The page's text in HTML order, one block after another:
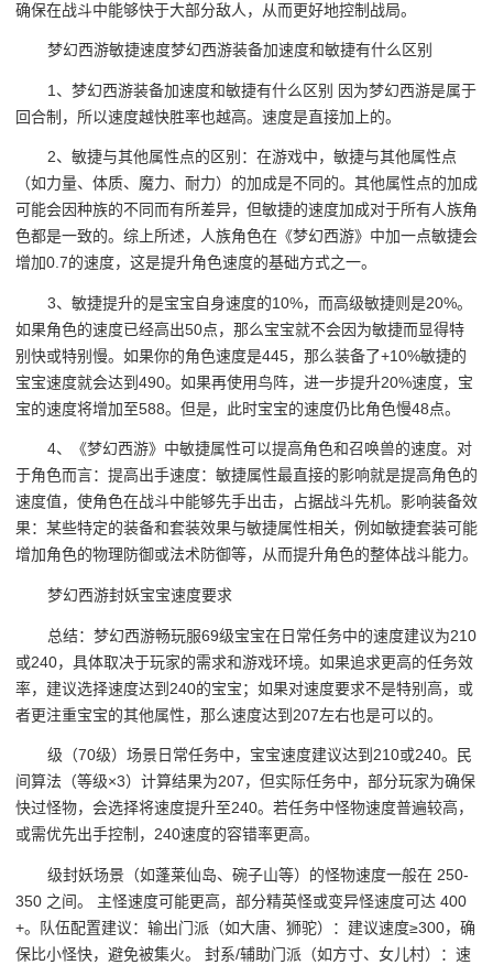
确保在战斗中能够快于大部分敌人，从而更好地控制战局。
梦幻西游敏捷速度梦幻西游装备加速度和敏捷有什么区别
1、梦幻西游装备加速度和敏捷有什么区别 因为梦幻西游是属于
回合制，所以速度越快胜率也越高。速度是直接加上的。
2、敏捷与其他属性点的区别：在游戏中，敏捷与其他属性点
（如力量、体质、魔力、耐力）的加成是不同的。其他属性点的加成
可能会因种族的不同而有所差异，但敏捷的速度加成对于所有人族角
色都是一致的。综上所述，人族角色在《梦幻西游》中加一点敏捷会
增加0.7的速度，这是提升角色速度的基础方式之一。
3、敏捷提升的是宝宝自身速度的10%，而高级敏捷则是20%。
如果角色的速度已经高出50点，那么宝宝就不会因为敏捷而显得特
别快或特别慢。如果你的角色速度是445，那么装备了+10%敏捷的
宝宝速度就会达到490。如果再使用鸟阵，进一步提升20%速度，宝
宝的速度将增加至588。但是，此时宝宝的速度仍比角色慢48点。
4、《梦幻西游》中敏捷属性可以提高角色和召唤兽的速度。对
于角色而言：提高出手速度：敏捷属性最直接的影响就是提高角色的
速度值，使角色在战斗中能够先手出击，占据战斗先机。影响装备效
果：某些特定的装备和套装效果与敏捷属性相关，例如敏捷套装可能
增加角色的物理防御或法术防御等，从而提升角色的整体战斗能力。
梦幻西游封妖宝宝速度要求
总结：梦幻西游畅玩服69级宝宝在日常任务中的速度建议为210
或240，具体取决于玩家的需求和游戏环境。如果追求更高的任务效
率，建议选择速度达到240的宝宝；如果对速度要求不是特别高，或
者更注重宝宝的其他属性，那么速度达到207左右也是可以的。
级（70级）场景日常任务中，宝宝速度建议达到210或240。民
间算法（等级×3）计算结果为207，但实际任务中，部分玩家为确保
快过怪物，会选择将速度提升至240。若任务中怪物速度普遍较高，
或需优先出手控制，240速度的容错率更高。
级封妖场景（如蓬莱仙岛、碗子山等）的怪物速度一般在 250-
350 之间。 主怪速度可能更高，部分精英怪或变异怪速度可达 400
+。队伍配置建议：输出门派（如大唐、狮驼）：建议速度≥300，确
保比小怪快，避免被集火。 封系/辅助门派（如方寸、女儿村）：速